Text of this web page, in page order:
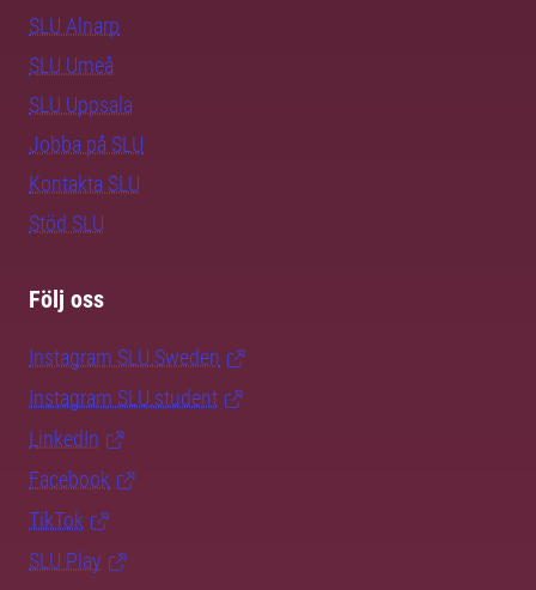
SLU Alnarp
SLU Umeå
SLU Uppsala
Jobba på SLU
Kontakta SLU
Stöd SLU
Följ oss
Instagram SLU.Sweden
Instagram SLU.student
LinkedIn
Facebook
TikTok
SLU Play